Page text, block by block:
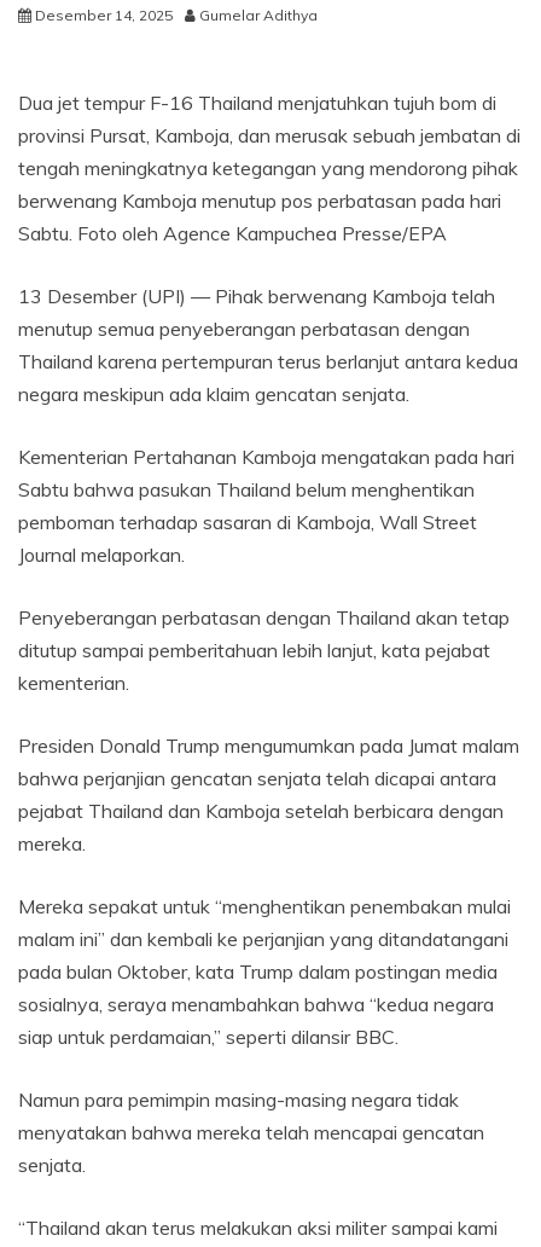
Desember 14, 2025 Gumelar Adithya
Dua jet tempur F-16 Thailand menjatuhkan tujuh bom di
provinsi Pursat, Kamboja, dan merusak sebuah jembatan di
tengah meningkatnya ketegangan yang mendorong pihak
berwenang Kamboja menutup pos perbatasan pada hari
Sabtu. Foto oleh Agence Kampuchea Presse/EPA
13 Desember (UPI) —Pihak berwenang Kamboja telah
menutup semua penyeberangan perbatasan dengan
Thailand karena pertempuran terus berlanjut antara kedua
negara meskipun ada klaim gencatan senjata.
Kementerian Pertahanan Kamboja mengatakan pada hari
Sabtu bahwa pasukan Thailand belum menghentikan
pemboman terhadap sasaran di Kamboja, Wall Street
Journal melaporkan.
Penyeberangan perbatasan dengan Thailand akan tetap
ditutup sampai pemberitahuan lebih lanjut, kata pejabat
kementerian.
Presiden Donald Trump mengumumkan pada Jumat malam
bahwa perjanjian gencatan senjata telah dicapai antara
pejabat Thailand dan Kamboja setelah berbicara dengan
mereka.
Mereka sepakat untuk “menghentikan penembakan mulai
malam ini” dan kembali ke perjanjian yang ditandatangani
pada bulan Oktober, kata Trump dalam postingan media
sosialnya, seraya menambahkan bahwa “kedua negara
siap untuk perdamaian,” seperti dilansir BBC.
Namun para pemimpin masing-masing negara tidak
menyatakan bahwa mereka telah mencapai gencatan
senjata.
“Thailand akan terus melakukan aksi militer sampai kami